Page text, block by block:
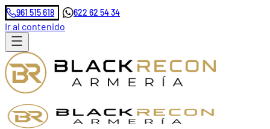
961 515 618 622 62 54 34
Ir al contenido